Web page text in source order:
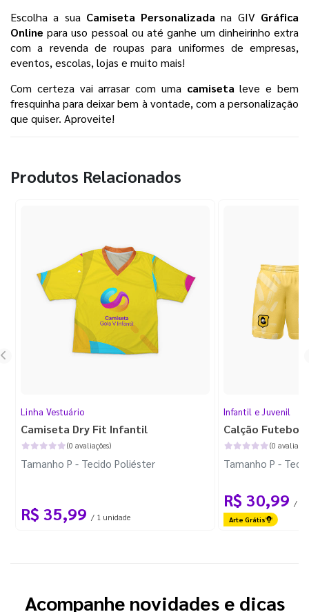
Escolha a sua Camiseta Personalizada na GIV Gráfica
Online para uso pessoal ou até ganhe um dinheirinho extra
com a revenda de roupas para uniformes de empresas,
eventos, escolas, lojas e muito mais!
Com certeza vai arrasar com uma camiseta leve e bem
fresquinha para deixar bem à vontade, com a personalização
que quiser. Aproveite!
Produtos Relacionados
Linha Vestuário
Camiseta Dry Fit Infantil
(0 avaliações)
Tamanho P - Tecido Poliéster
R$ 35,99 / 1 unidade
Infantil e Juvenil
Calção Futebol
(0
Tamanho P -
R$ 30,99 / 1
Arte Grátis
Acompanhe novidades e dicas